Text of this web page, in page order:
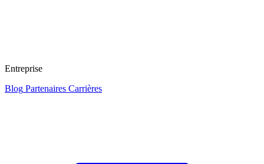
Entreprise
Blog Partenaires Carrières